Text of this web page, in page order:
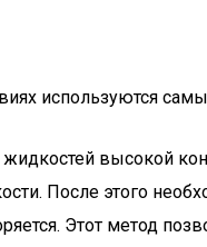
используются
высокой
После этого
Этот метод